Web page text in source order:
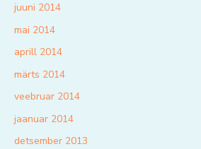
juuni 2014
mai 2014
aprill 2014
märts 2014
veebruar 2014
jaanuar 2014
detsember 2013